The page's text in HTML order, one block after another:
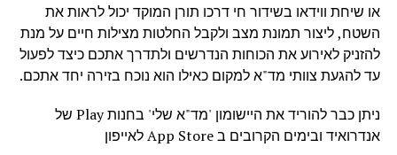
או שיחת ווידאו בשידור חי דרכו תורן המוקד יכול לראות את
השטח, ליצור תמונת מצב ולקבל החלטות מצילות חיים על מנת
להזניק לאירוע את הכוחות הנדרשים ולתדרך אתכם כיצד לפעול
עד להגעת צוותי מד"א למקום כאילו הוא נוכח בזירה יחד אתכם.
ניתן כבר להוריד את היישומון 'מד"א שלי' בחנות Play של
אנדרואיד ובימים הקרובים ב App Store לאייפון